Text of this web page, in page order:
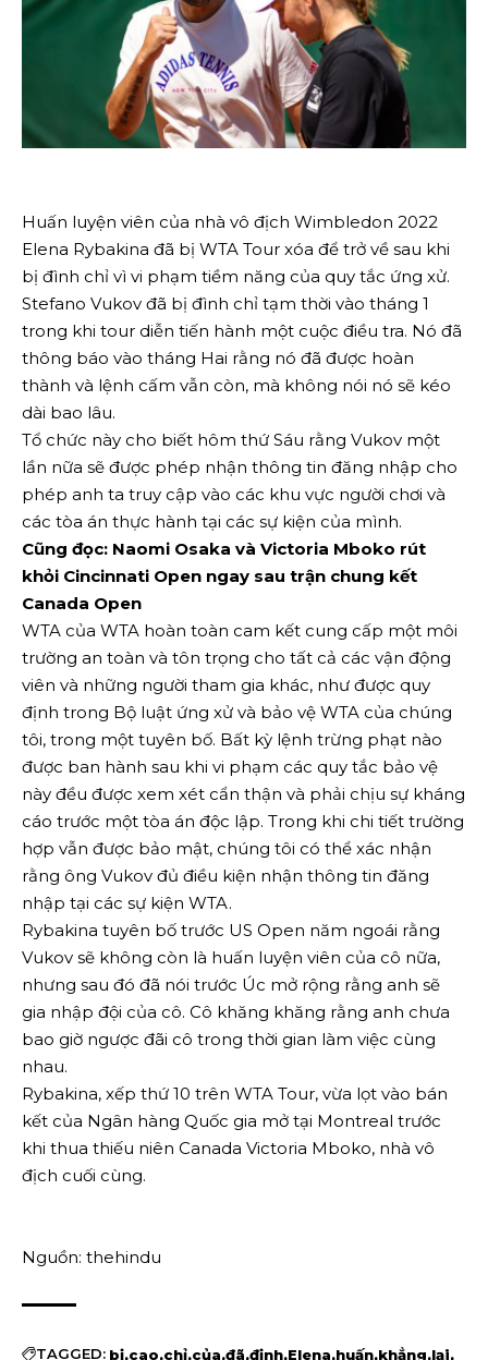
Huấn luyện viên của nhà vô địch Wimbledon 2022
Elena Rybakina đã bị WTA Tour xóa để trở về sau khi
bị đình chỉ vì vi phạm tiềm năng của quy tắc ứng xử.
Stefano Vukov đã bị đình chỉ tạm thời vào tháng 1
trong khi tour diễn tiến hành một cuộc điều tra. Nó đã
thông báo vào tháng Hai rằng nó đã được hoàn
thành và lệnh cấm vẫn còn, mà không nói nó sẽ kéo
dài bao lâu.
Tổ chức này cho biết hôm thứ Sáu rằng Vukov một
lần nữa sẽ được phép nhận thông tin đăng nhập cho
phép anh ta truy cập vào các khu vực người chơi và
các tòa án thực hành tại các sự kiện của mình.
Cũng đọc: Naomi Osaka và Victoria Mboko rút
khỏi Cincinnati Open ngay sau trận chung kết
Canada Open
WTA của WTA hoàn toàn cam kết cung cấp một môi
trường an toàn và tôn trọng cho tất cả các vận động
viên và những người tham gia khác, như được quy
định trong Bộ luật ứng xử và bảo vệ WTA của chúng
tôi, trong một tuyên bố. Bất kỳ lệnh trừng phạt nào
được ban hành sau khi vi phạm các quy tắc bảo vệ
này đều được xem xét cẩn thận và phải chịu sự kháng
cáo trước một tòa án độc lập. Trong khi chi tiết trường
hợp vẫn được bảo mật, chúng tôi có thể xác nhận
rằng ông Vukov đủ điều kiện nhận thông tin đăng
nhập tại các sự kiện WTA.
Rybakina tuyên bố trước US Open năm ngoái rằng
Vukov sẽ không còn là huấn luyện viên của cô nữa,
nhưng sau đó đã nói trước Úc mở rộng rằng anh sẽ
gia nhập đội của cô. Cô khăng khăng rằng anh chưa
bao giờ ngược đãi cô trong thời gian làm việc cùng
nhau.
Rybakina, xếp thứ 10 trên WTA Tour, vừa lọt vào bán
kết của Ngân hàng Quốc gia mở tại Montreal trước
khi thua thiếu niên Canada Victoria Mboko, nhà vô
địch cuối cùng.
Nguồn: thehindu
TAGGED: bị cao chỉ của đã định Elena huấn khẳng lại